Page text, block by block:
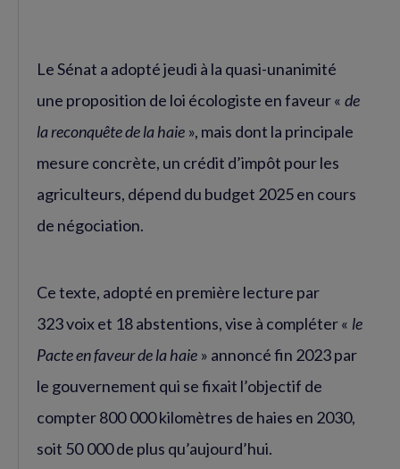
Le Sénat a adopté jeudi à la quasi-unanimité
une proposition de loi écologiste en faveur « de
la reconquête de la haie », mais dont la principale
mesure concrète, un crédit d’impôt pour les
agriculteurs, dépend du budget 2025 en cours
de négociation.
Ce texte, adopté en première lecture par
323 voix et 18 abstentions, vise à compléter « le
Pacte en faveur de la haie » annoncé fin 2023 par
le gouvernement qui se fixait l’objectif de
compter 800 000 kilomètres de haies en 2030,
soit 50 000 de plus qu’aujourd’hui.